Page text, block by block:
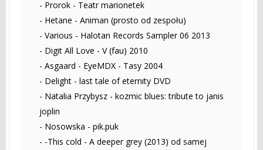
- Prorok - Teatr marionetek
- Hetane - Animan (prosto od zespołu)
- Various - Halotan Records Sampler 06 2013
- Digit All Love - V (fau) 2010
- Asgaard - EyeMDX - Tasy 2004
- Delight - last tale of eternity DVD
- Natalia Przybysz - kozmic blues: tribute to janis
joplin
- Nosowska - pik.puk
- -This cold - A deeper grey (2013) od samej